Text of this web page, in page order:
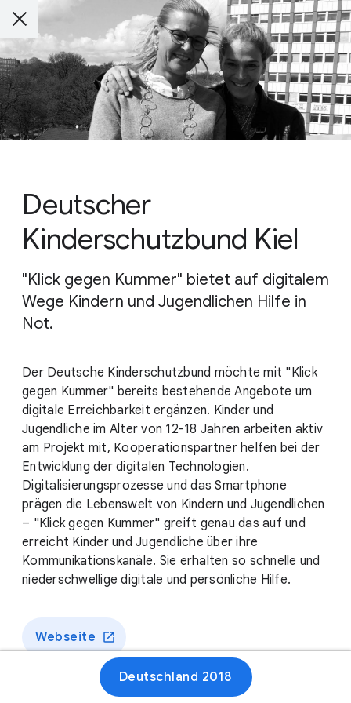
Deutscher
Kinderschutzbund Kiel
"Klick gegen Kummer" bietet auf digitalem
Wege Kindern und Jugendlichen Hilfe in
Not.
Der Deutsche Kinderschutzbund möchte mit "Klick
gegen Kummer" bereits bestehende Angebote um
digitale Erreichbarkeit ergänzen. Kinder und
Jugendliche im Alter von 12-18 Jahren arbeiten aktiv
am Projekt mit, Kooperationspartner helfen bei der
Entwicklung der digitalen Technologien.
Digitalisierungsprozesse und das Smartphone
prägen die Lebenswelt von Kindern und Jugendlichen
– "Klick gegen Kummer" greift genau das auf und
erreicht Kinder und Jugendliche über ihre
Kommunikationskanäle. Sie erhalten so schnelle und
niederschwellige digitale und persönliche Hilfe.
Webseite
Deutschland 2018